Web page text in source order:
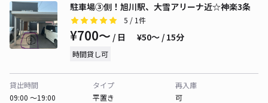
駐車場③側！旭川駅、大雪アリーナ近☆神楽3条
5 / 1件
¥700〜 / 日 ¥50〜 / 15分
時間貸し可
貸出時間
09:00 〜19:00
タイプ
平置き
再入庫
可